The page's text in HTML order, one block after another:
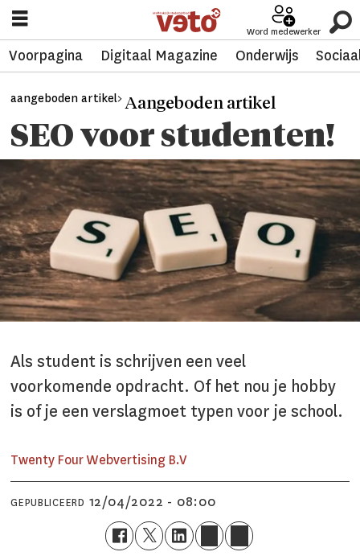
Word medewerker
Voorpagina Digitaal Magazine Onderwijs
aangeboden artikel> Aangeboden artikel
SEO voor studenten!
Als student is schrijven een veel
voorkomende opdracht. Of het nou je hobby
is of je een verslagmoet typen voor je school.
Twenty Four Webvertising B.V
GEPUBLICEERD 12/04/2022 - 08:00